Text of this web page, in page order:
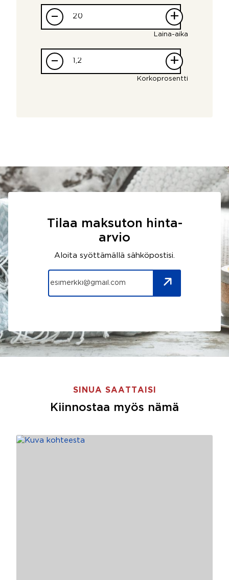
– +
Laina-aika
– +
Korkoprosentti
Tilaa maksuton hinta-
arvio
Aloita syöttämällä sähköpostisi.
SINUA SAATTAISI
Kiinnostaa myös nämä